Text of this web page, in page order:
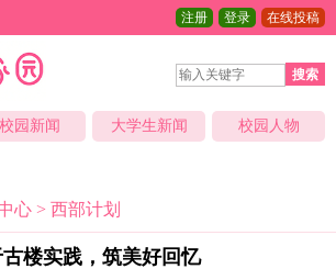
注册 登录 在线投稿
搜索
校园新闻 大学生新闻 校园人物
心 > 西部计划
楼实践，筑美好回忆